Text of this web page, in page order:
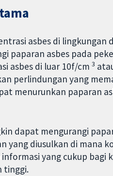
asbes di lingkungan
paparan asbes pada
asbes di luar 10f/cm3
perlindungan yang
menurunkan paparan
dapat mengurangi
yang diusulkan di mana
informasi yang cukup bagi
tinggi.